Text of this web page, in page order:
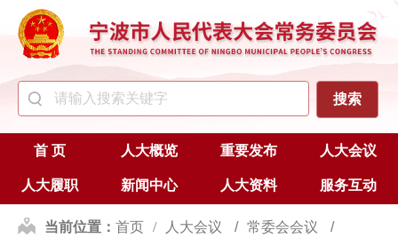
首 页 人大概览 重要发布 人大会议
人大履职 新闻中心 人大资料 服务互动
当前位置： 首页 人大会议 常委会会议